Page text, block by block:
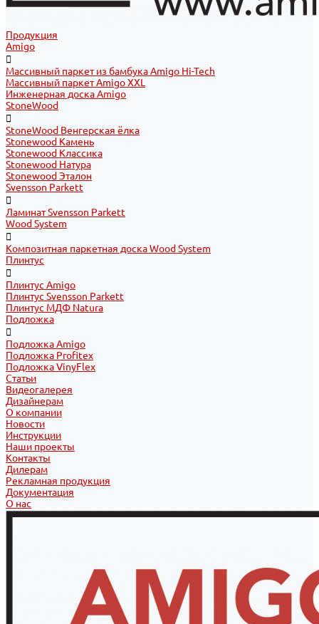
Продукция
Amigo
Массивный паркет из бамбука Amigo Hi-Tech
Массивный паркет Amigo XXL
Инженерная доска Amigo
StoneWood
StoneWood Венгерская ёлка
Stonewood Камень
Stonewood Классика
Stonewood Натура
Stonewood Эталон
Svensson Parkett
Ламинат Svensson Parkett
Wood System
Композитная паркетная доска Wood System
Плинтус
Плинтус Amigo
Плинтус Svensson Parkett
Плинтус МДФ Natura
Подложка
Подложка Amigo
Подложка Profitex
Подложка VinyFlex
Статьи
Видеогалерея
Дизайнерам
О компании
Новости
Инструкции
Наши проекты
Контакты
Дилерам
Рекламная продукция
Документация
О нас